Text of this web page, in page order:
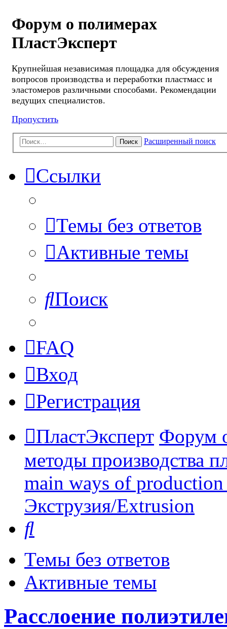
Форум о полимерах
ПластЭксперт
Крупнейшая независимая площадка для обсуждения
вопросов производства и переработки пластмасс и
эластомеров различными способами. Рекомендации
ведущих специалистов.
Пропустить
Поиск Расширенный поиск
Ссылки
Темы без ответов
Активные темы
Поиск
FAQ
Вход
Регистрация
ПластЭксперт Форум
методы производства
main ways of
Экструзия/Extrusion
Темы без ответов
Активные темы
Расслоение